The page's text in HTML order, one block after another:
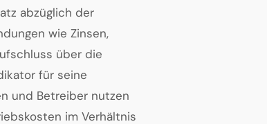
abzüglich der
wie Zinsen,
über die
für seine
und Betreiber nutzen
im Verhältnis